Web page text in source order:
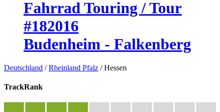
Fahrrad Touring / Tour
#182016
Budenheim - Falkenberg
Deutschland /Rheinland Pfalz /Hessen
TrackRank